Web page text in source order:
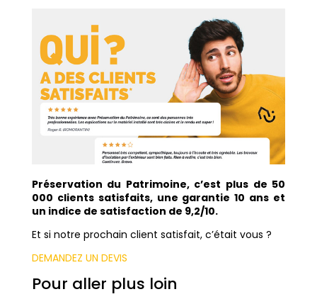
Préservation du Patrimoine, c’est plus de 50
000 clients satisfaits, une garantie 10 ans et
un indice de satisfaction de 9,2/10.
Et si notre prochain client satisfait, c’était vous ?
DEMANDEZ UN DEVIS
Pour aller plus loin